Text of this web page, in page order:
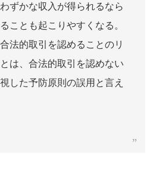
ずかな収入が得られるなら
ことも起こりやすくなる。
法的取引を認めることのリ
は、合法的取引を認めない
した予防原則の誤用と言え